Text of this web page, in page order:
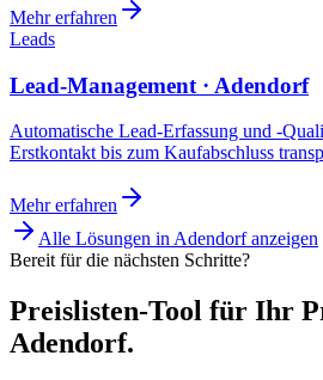
Mehr erfahren
Leads
Lead-Management · Adendorf
Automatische Lead-Erfassung und -
Erstkontakt bis zum Kaufabschluss
Mehr erfahren
Alle Lösungen in Adendorfanzeigen
Bereit für die nächsten Schritte?
Preislisten-Tool für Ihr
Adendorf.